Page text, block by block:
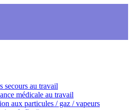
secours au travail
médicale au travail
aux particules / gaz / vapeurs